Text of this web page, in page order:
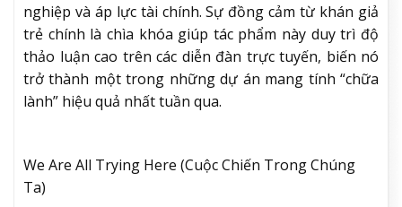
nghiệp và áp lực tài chính. Sự đồng cảm từ khán giả
trẻ chính là chìa khóa giúp tác phẩm này duy trì độ
thảo luận cao trên các diễn đàn trực tuyến, biến nó
trở thành một trong những dự án mang tính “chữa
lành” hiệu quả nhất tuần qua.
We Are All Trying Here (Cuộc Chiến Trong Chúng
Ta)